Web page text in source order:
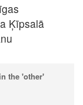
Ķīpsalā
the 'other'